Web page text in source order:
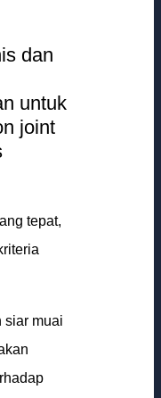
dan
untuk
joint
tepat,
siar muai